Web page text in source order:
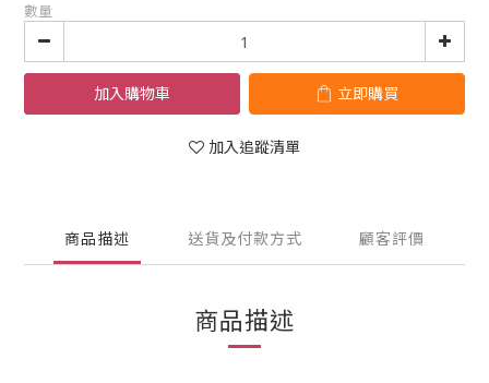
數量
加入購物車 立即購買
加入追蹤清單
商品描述 送貨及付款方式 顧客評價
商品描述